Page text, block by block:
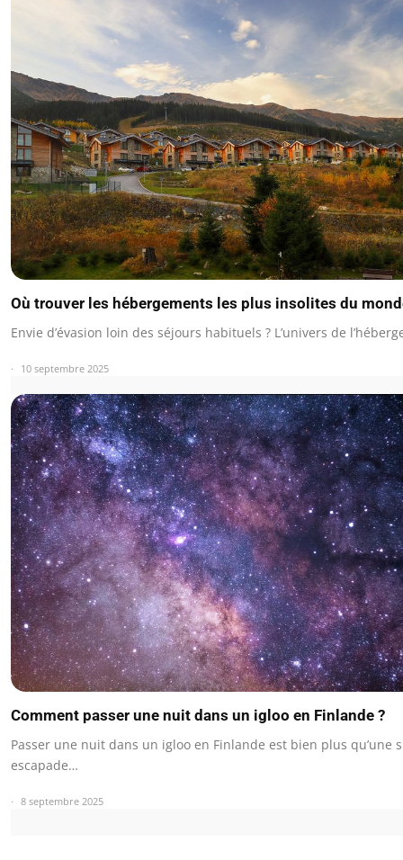
Où trouver les hébergements les plus insolites du
Envie d’évasion loin des séjours habituels ? L’univers de
10 septembre 2025
Comment passer une nuit dans un igloo en Finlande ?
Passer une nuit dans un igloo en Finlande est bien plus qu’une
escapade…
8 septembre 2025